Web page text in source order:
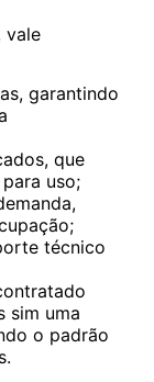
vale
garantindo
que
uso;
técnico
sim uma
o padrão